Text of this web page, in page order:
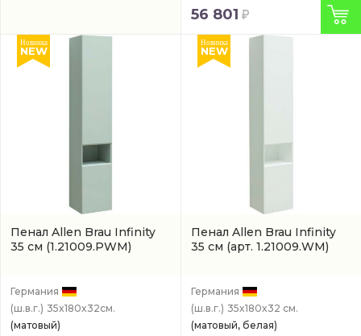
56 801
Пенал Allen Brau Infinity
35 см (1.21009.PWM)
Новинка
NEW
Германия
(ш.в.г.) 35x180x32см.
(матовый)
Пенал Allen Brau Infinity
35 см (арт. 1.21009.WM)
Новинка
NEW
Германия
(ш.в.г.) 35x180x32 см.
(матовый, белая)